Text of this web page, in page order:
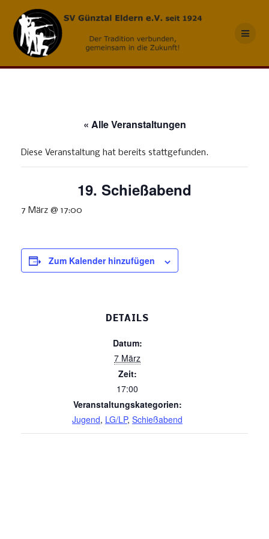
to
« Alle Veranstaltungen
Diese Veranstaltung hat bereits stattgefunden.
19. Schießabend
7 März @ 17:00
Zum Kalender hinzufügen
DETAILS
Datum:
7 März
Zeit:
17:00
Veranstaltungskategorien:
Jugend, LG/LP, Schießabend